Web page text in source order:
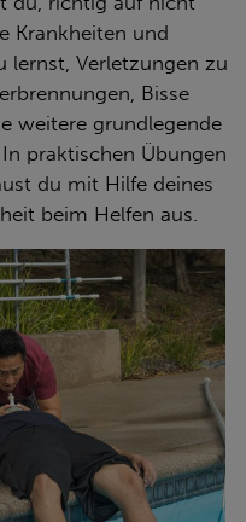
Krankheiten und
lernst, Verletzungen zu
Bisse
weitere grundlegende
praktischen Übungen
du mit Hilfe deines
beim Helfen aus.